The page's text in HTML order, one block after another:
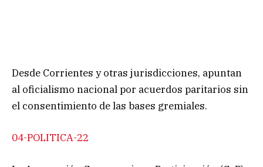
Desde Corrientes y otras jurisdicciones, apuntan
al oficialismo nacional por acuerdos paritarios sin
el consentimiento de las bases gremiales.
04-POLITICA-22